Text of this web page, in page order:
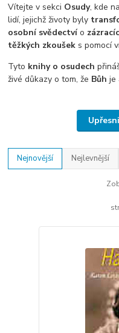
Vítejte v sekci Osudy, kde
lidí, jejichž životy byly
osobní svědectvío
těžkých zkoušek s pomocí
Tyto knihy o osudech
živé důkazy o tom, že Bůh je
Nejnovější Nejlevnější